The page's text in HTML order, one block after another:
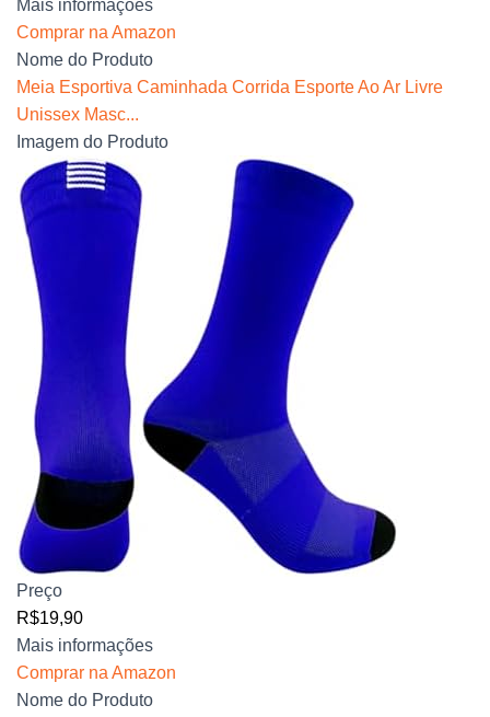
Mais informações
Comprar na Amazon
Nome do Produto
Meia Esportiva Caminhada Corrida Esporte Ao Ar Livre
Unissex Masc...
Imagem do Produto
Preço
R$19,90
Mais informações
Comprar na Amazon
Nome do Produto